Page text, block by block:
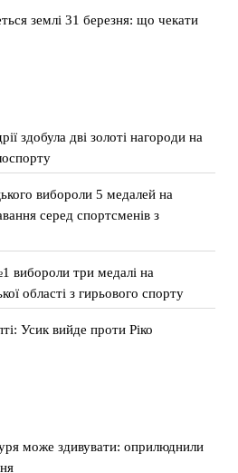
землі 31 березня: що чекати
здобула дві золоті нагороди на
вибороли 5 медалей на
серед спортсменів з
три медалі на
області з гирьового спорту
Усик вийде проти Ріко
може здивувати: оприлюднили